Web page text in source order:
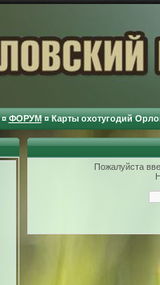
¤ ФОРУМ ¤ Карты охотугодий
Пожалуйста